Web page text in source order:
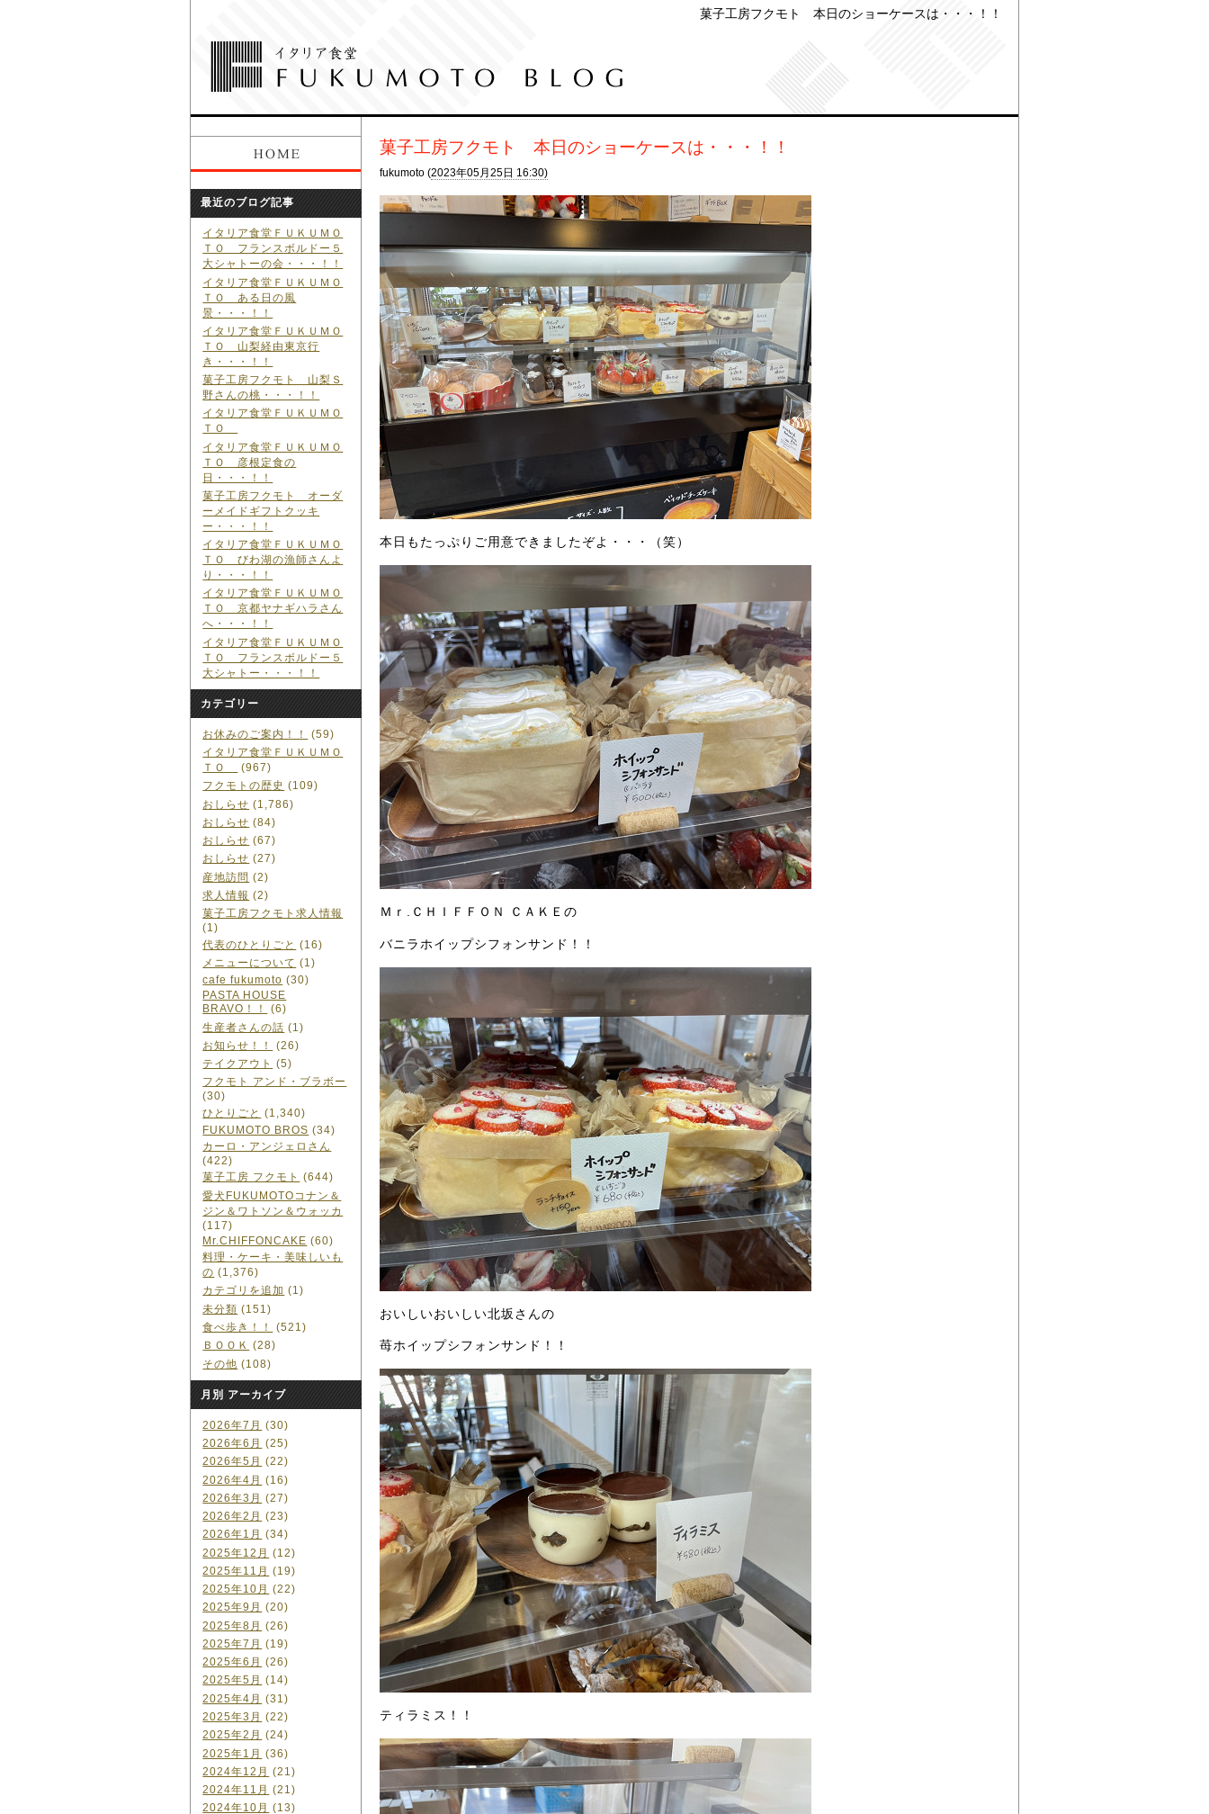
菓子工房フクモト 本日のショーケースは・・・！！
菓子工房フクモト 本日のショーケースは・・・！！
fukumoto (2023年05月25日 16:30)
本日もたっぷりご用意できましたぞよ・・・（笑）
Ｍｒ.ＣＨＩＦＦＯＮ ＣＡＫＥの
バニラホイップシフォンサンド！！
おいしいおいしい北坂さんの
苺ホイップシフォンサンド！！
ティラミス！！
最近のブログ記事
イタリア食堂ＦＵＫＵＭＯ
ＴＯ フランスボルドー５
大シャトーの会・・・！！
イタリア食堂ＦＵＫＵＭＯ
ＴＯ ある日の風
景・・・！！
イタリア食堂ＦＵＫＵＭＯ
ＴＯ 山梨経由東京行
き・・・！！
菓子工房フクモト 山梨Ｓ
野さんの桃・・・！！
イタリア食堂ＦＵＫＵＭＯ
ＴＯ
イタリア食堂ＦＵＫＵＭＯ
ＴＯ 彦根定食の
日・・・！！
菓子工房フクモト オーダ
ーメイドギフトクッキ
ー・・・！！
イタリア食堂ＦＵＫＵＭＯ
ＴＯ びわ湖の漁師さんよ
り・・・！！
イタリア食堂ＦＵＫＵＭＯ
ＴＯ 京都ヤナギハラさん
へ・・・！！
イタリア食堂ＦＵＫＵＭＯ
ＴＯ フランスボルドー５
大シャトー・・・！！
カテゴリー
お休みのご案内！！
(59)
イタリア食堂ＦＵＫＵＭＯ
ＴＯ
(967)
フクモトの歴史 (109)
おしらせ (1,786)
おしらせ (84)
おしらせ (67)
おしらせ (27)
産地訪問 (2)
求人情報 (2)
菓子工房フクモト求人情報
(1)
代表のひとりごと (16)
メニューについて (1)
cafe fukumoto (30)
PASTA HOUSE
BRAVO！！
(6)
生産者さんの話 (1)
お知らせ！！
(26)
テイクアウト (5)
フクモト アンド・ブラボー
(30)
ひとりごと (1,340)
FUKUMOTO BROS (34)
カーロ・アンジェロさん
(422)
菓子工房 フクモト (644)
愛犬FUKUMOTOコナン＆
ジン＆ワトソン＆ウォッカ
(117)
Mr.CHIFFONCAKE (60)
料理・ケーキ・美味しいも
の (1,376)
カテゴリを追加 (1)
未分類 (151)
食べ歩き！！
(521)
ＢＯＯＫ (28)
その他 (108)
月別 アーカイブ
2026年7月 (30)
2026年6月 (25)
2026年5月 (22)
2026年4月 (16)
2026年3月 (27)
2026年2月 (23)
2026年1月 (34)
2025年12月 (12)
2025年11月 (19)
2025年10月 (22)
2025年9月 (20)
2025年8月 (26)
2025年7月 (19)
2025年6月 (26)
2025年5月 (14)
2025年4月 (31)
2025年3月 (22)
2025年2月 (24)
2025年1月 (36)
2024年12月 (21)
2024年11月 (21)
2024年10月 (13)